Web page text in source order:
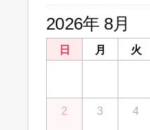
2026年 8月
日 月 火
2 3 4